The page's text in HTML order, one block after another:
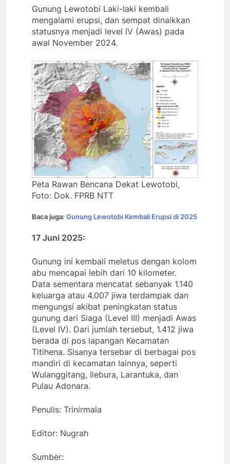
Gunung Lewotobi Laki-laki kembali
mengalami erupsi, dan sempat dinaikkan
statusnya menjadi level IV (Awas) pada
awal November 2024.
Peta Rawan Bencana Dekat Lewotobi,
Foto: Dok. FPRB NTT
Baca juga: Gunung Lewotobi Kembali Erupsi di 2025
17 Juni 2025:
Gunung ini kembali meletus dengan kolom
abu mencapai lebih dari 10 kilometer.
Data sementara mencatat sebanyak 1.140
keluarga atau 4.007 jiwa terdampak dan
mengungsi akibat peningkatan status
gunung dari Siaga (Level III) menjadi Awas
(Level IV). Dari jumlah tersebut, 1.412 jiwa
berada di pos lapangan Kecamatan
Titihena. Sisanya tersebar di berbagai pos
mandiri di kecamatan lainnya, seperti
Wulanggitang, Ilebura, Larantuka, dan
Pulau Adonara.
Penulis: Trinirmala
Editor: Nugrah
Sumber: